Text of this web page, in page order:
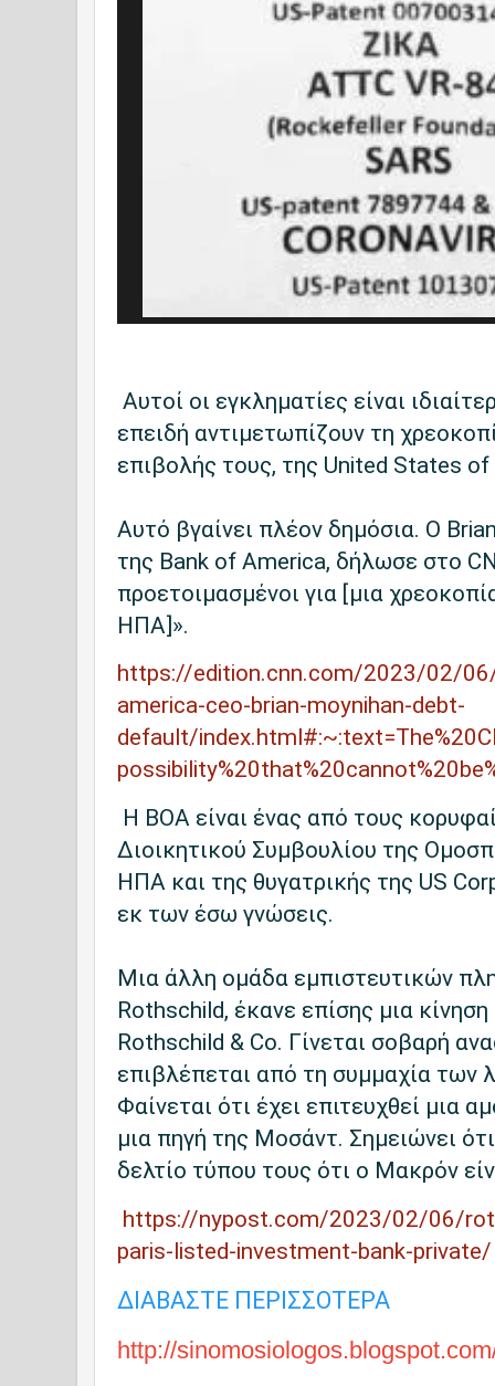
Αυτοί οι εγκληματίες είναι
επειδή αντιμετωπίζουν τη
επιβολής τους, της United States
Αυτό βγαίνει πλέον δημόσια. Ο
της Bank of America, δήλωσε στο
προετοιμασμένοι για [μια
ΗΠΑ]».
https://edition.cnn.com/2023/02/
america-ceo-brian-moynihan-debt-
default/
Η BOA είναι ένας από τους
Διοικητικού Συμβουλίου της
ΗΠΑ και της θυγατρικής της US
εκ των έσω γνώσεις.
Μια άλλη ομάδα εμπιστευτικών
Rothschild, έκανε επίσης μια
Rothschild & Co. Γίνεται σοβαρή
επιβλέπεται από τη συμμαχία των
Φαίνεται ότι έχει επιτευχθεί μια
μια πηγή της Μοσάντ. Σημειώνει
δελτίο τύπου τους ότι ο Μακρόν
https://nypost.com/2023/02/06/
paris-listed-investment-bank-private/
ΔΙΑΒΑΣΤΕ ΠΕΡΙΣΣΟΤΕΡΑ
http://